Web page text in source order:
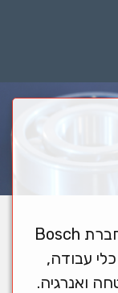
לדיקו היא הנציגה הבלעדית של חברת Bosch
עבודה,
ואנרגיה.